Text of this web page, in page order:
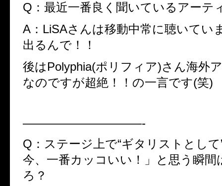
Q：最近一番良く聞いているアーテ
A：LiSAさんは移動中常に聴いてい
出るんで！！
後はPolyphia(ポリフィア)さん海外
なのですが超絶！！の一言です(笑)
——————————-
Q：ステージ上で“ギタリストとし
今、一番カッコいい！」と思う瞬間
ろ？